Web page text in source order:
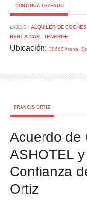
CONTINUA LEYENDO
LABELS : ALQUILER DE COCHES
RENT A CAR , TENERIFE
Ubicación: 38660 Arona,
FRANCIS ORTIZ
Acuerdo de
ASHOTEL
Confianza
Ortiz